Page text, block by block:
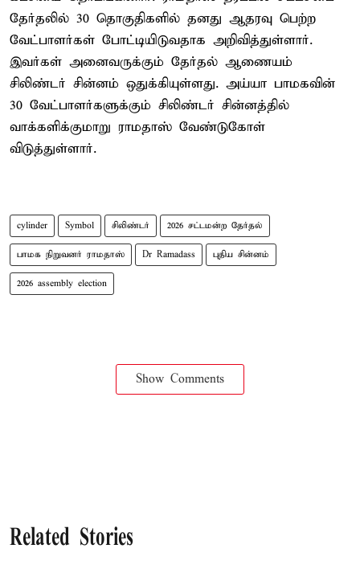
தேர்தலில் 30 தொகுதிகளில் தனது ஆதரவு பெற்ற
வேட்பாளர்கள் போட்டியிடுவதாக அறிவித்துள்ளார்.
இவர்கள் அனைவருக்கும் தேர்தல் ஆணையம்
சிலிண்டர் சின்னம் ஒதுக்கியுள்ளது. அய்யா பாமகவின்
30 வேட்பாளர்களுக்கும் சிலிண்டர் சின்னத்தில்
வாக்களிக்குமாறு ராமதாஸ் வேண்டுகோள்
விடுத்துள்ளார்.
cylinder Symbol சிலிண்டர் 2026 சட்டமன்ற தேர்தல்
பாமக நிறுவனர் ராமதாஸ் Dr Ramadass புதிய சின்னம்
2026 assembly election
Show Comments
Related Stories